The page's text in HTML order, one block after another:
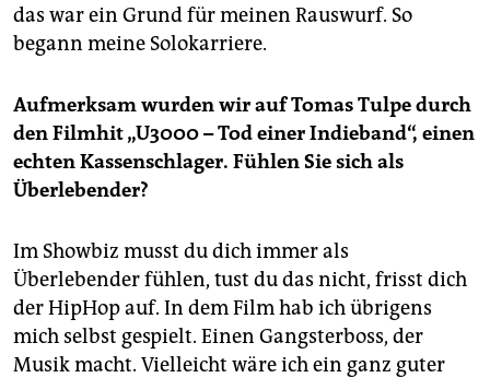
das war ein Grund für meinen Rauswurf. So
begann meine Solokarriere.
Aufmerksam wurden wir auf Tomas Tulpe durch
den Filmhit „U3000 – Tod einer Indieband“, einen
echten Kassenschlager. Fühlen Sie sich als
Überlebender?
Im Showbiz musst du dich immer als
Überlebender fühlen, tust du das nicht, frisst dich
der HipHop auf. In dem Film hab ich übrigens
mich selbst gespielt. Einen Gangsterboss, der
Musik macht. Vielleicht wäre ich ein ganz guter